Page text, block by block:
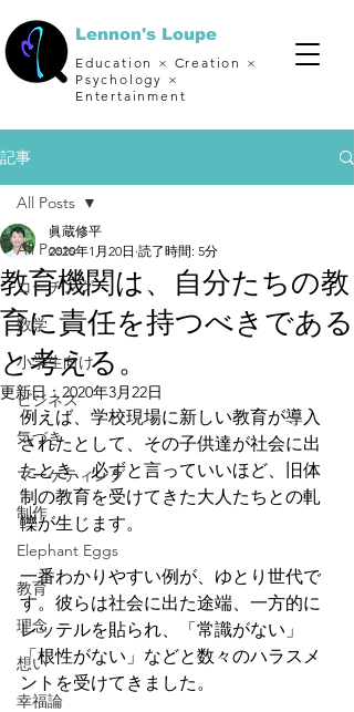
Lennon's Loupe
Education × Creation ×
Psychology ×
Entertainment
記事
All Posts
コーチング
数学
小学生向け
ビジネス
気づき
マーケティング
制作
Elephant Eggs
教育
理念
想い
幸福論
All Posts
教育機関は、自分たちの教
育に責任を持つべきである
と考える。
眞蔵修平
2020年1月20日 読了時間: 5分
更新日：2020年3月22日
例えば、学校現場に新しい教育が導入
されたとして、その子供達が社会に出
たとき、必ずと言っていいほど、旧体
制の教育を受けてきた大人たちとの軋
轢が生じます。
一番わかりやすい例が、ゆとり世代で
す。彼らは社会に出た途端、一方的に
レッテルを貼られ、「常識がない」
「根性がない」などと数々のハラスメ
ントを受けてきました。